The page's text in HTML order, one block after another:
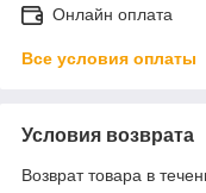
Онлайн оплата
Все условия оплаты
Условия возврата
Возврат товара в